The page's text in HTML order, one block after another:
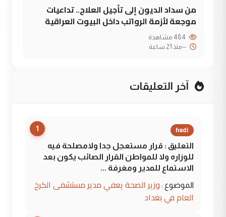
من سداد الديون إلى تأجيل العلاج.. تداعيات
موجعة لأزمة الرواتب داخل البيوت العراقية
--منذ 21 ساعة
آخر التعليقات
1 hadi
التعليق : قرار مستعجل جدا ولامصلحة فيه
للوزاره ولا للمواطن القرار الصائب يكون بعد
الاستماع للمدير ومغرفة ...
الموضوع : وزير الصحة يعفي مدير مستشفى الكرخ
العام في بغداد